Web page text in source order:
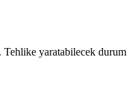
yaratabilecek